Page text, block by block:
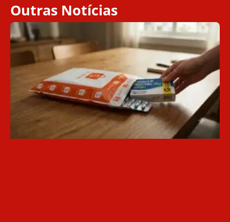
Outras Notícias